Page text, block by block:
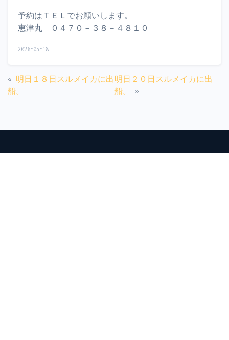
予約はＴＥＬでお願いします。
恵津丸 ０４７０－３８－４８１０
2026-05-18
« 明日１８日スルメイカに出
船。
明日２０日スルメイカに出
船。
»